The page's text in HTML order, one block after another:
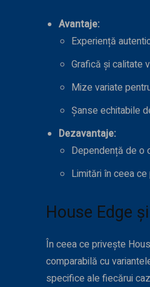
Avantaje:
Experiență
Grafică și calitate
Mize variate
Șanse echitabile
Dezavantaje:
Dependență de o
Limitări în ceea
House Edge
În ceea ce privește
comparabilă cu
specifice ale fiecărui